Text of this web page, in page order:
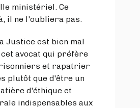
ministériel. Ce
il ne l'oubliera pas.
Justice est bien mal
avocat qui préfère
et rapatrier
plutôt que d'être un
d'éthique et
indispensables aux